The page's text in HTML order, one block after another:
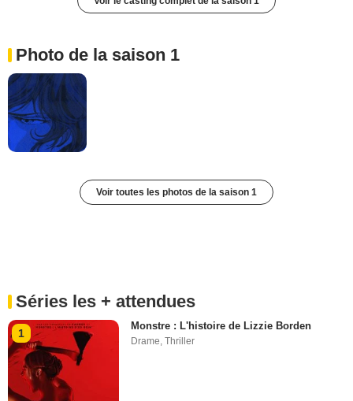
Photo de la saison 1
Voir toutes les photos de la saison 1
Séries les + attendues
1
Monstre : L'histoire de Lizzie Borden
Drame ,Thriller